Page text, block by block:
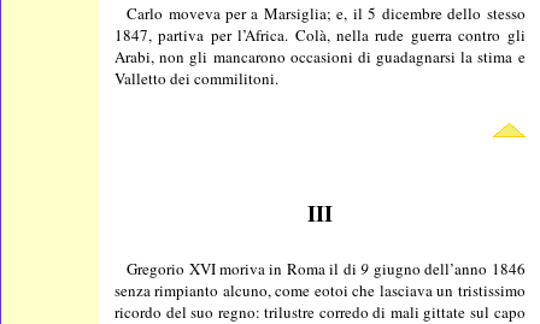
Carlo moveva per a Marsiglia; e, il 5 dicembre dello stesso
1847, partiva per l’Africa. Colà, nella rude guerra contro gli
Arabi, non gli mancarono occasioni di guadagnarsi la stima e
Valletto dei commilitoni.
III
Gregorio XVI moriva in Roma il di9 giugno dell’anno 1846
senza rimpianto alcuno, come eotoi che lasciava un tristissimo
ricordo del suo regno: trilustre corredo di mali gittate sul capo